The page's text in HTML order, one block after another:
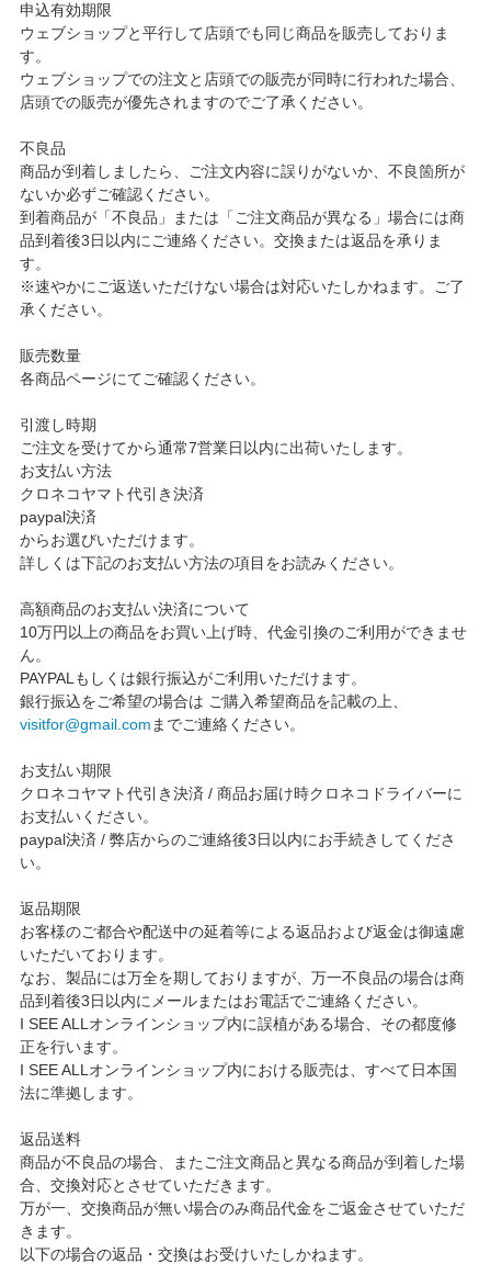
申込有効期限
ウェブショップと平行して店頭でも同じ商品を販売しておりま
す。
ウェブショップでの注文と店頭での販売が同時に行われた場合、
店頭での販売が優先されますのでご了承ください。
不良品
商品が到着しましたら、ご注文内容に誤りがないか、不良箇所が
ないか必ずご確認ください。
到着商品が「不良品」または「ご注文商品が異なる」場合には商
品到着後3日以内にご連絡ください。交換または返品を承りま
す。
※速やかにご返送いただけない場合は対応いたしかねます。ご了
承ください。
販売数量
各商品ページにてご確認ください。
引渡し時期
ご注文を受けてから通常7営業日以内に出荷いたします。
お支払い方法
クロネコヤマト代引き決済
paypal決済
からお選びいただけます。
詳しくは下記のお支払い方法の項目をお読みください。
高額商品のお支払い決済について
10万円以上の商品をお買い上げ時、代金引換のご利用ができませ
ん。
PAYPALもしくは銀行振込がご利用いただけます。
銀行振込をご希望の場合は ご購入希望商品を記載の上、
visitfor@gmail.com までご連絡ください。
お支払い期限
クロネコヤマト代引き決済 / 商品お届け時クロネコドライバーに
お支払いください。
paypal決済 / 弊店からのご連絡後3日以内にお手続きしてくださ
い。
返品期限
お客様のご都合や配送中の延着等による返品および返金は御遠慮
いただいております。
なお、製品には万全を期しておりますが、万一不良品の場合は商
品到着後3日以内にメールまたはお電話でご連絡ください。
I SEE ALLオンラインショップ内に誤植がある場合、その都度修
正を行います。
I SEE ALLオンラインショップ内における販売は、すべて日本国
法に準拠します。
返品送料
商品が不良品の場合、またご注文商品と異なる商品が到着した場
合、交換対応とさせていただきます。
万が一、交換商品が無い場合のみ商品代金をご返金させていただ
きます。
以下の場合の返品・交換はお受けいたしかねます。